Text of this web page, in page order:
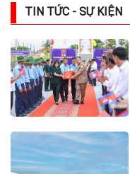
TIN TỨC - SỰ KIỆN